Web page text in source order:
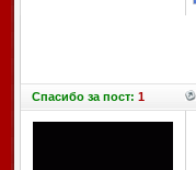
Спасибоза пост: 1